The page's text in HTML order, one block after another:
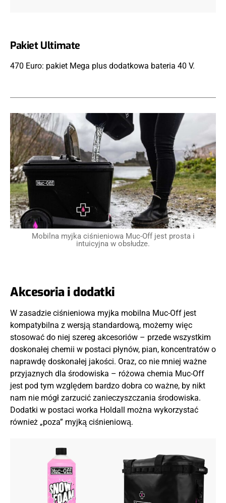
Pakiet Ultimate
470 Euro: pakiet Mega plus dodatkowa bateria 40 V.
Mobilna myjka ciśnieniowa Muc-Off jest prosta i
intuicyjna w obsłudze.
Akcesoria i dodatki
W zasadzie ciśnieniowa myjka mobilna Muc-Off jest
kompatybilna z wersją standardową, możemy więc
stosować do niej szereg akcesoriów – przede wszystkim
doskonałej chemii w postaci płynów, pian, koncentratów o
naprawdę doskonałej jakości. Oraz, co nie mniej ważne
przyjaznych dla środowiska – różowa chemia Muc-Off
jest pod tym względem bardzo dobra co ważne, by nikt
nam nie mógł zarzucić zanieczyszczania środowiska.
Dodatki w postaci worka Holdall można wykorzystać
również „poza” myjką ciśnieniową.